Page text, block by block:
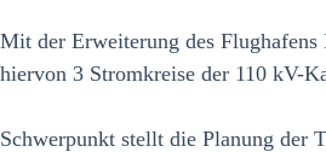
Mit der Erweiterung des
hiervon 3 Stromkreise der 110 kV-
Schwerpunkt stellt die Planung der